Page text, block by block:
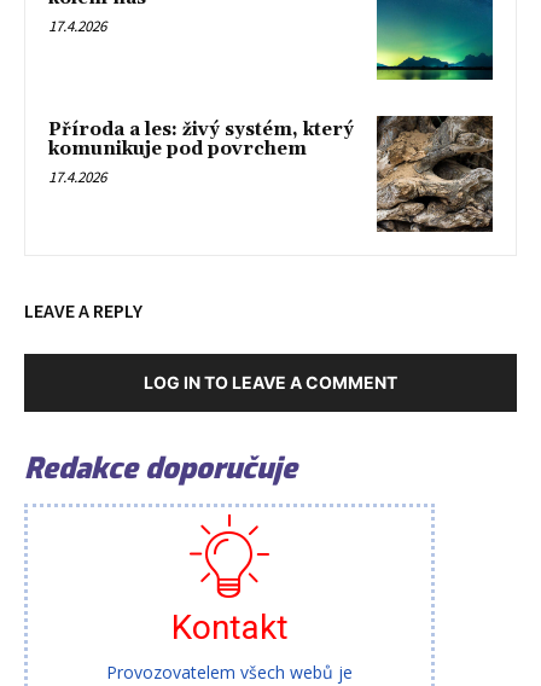
17.4.2026
Příroda a les: živý systém, který
komunikuje pod povrchem
17.4.2026
LEAVE A REPLY
LOG IN TO LEAVE A COMMENT
Redakce doporučuje
Kontakt
Provozovatelem všech webů je